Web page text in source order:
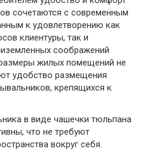
сочетаются с современным
к удовлетворению как
клиентуры, так и
соображений
жилых помещений не
удобство размещения
крепящихся к
в виде чашечки тюльпана
что не требуют
вокруг себя.